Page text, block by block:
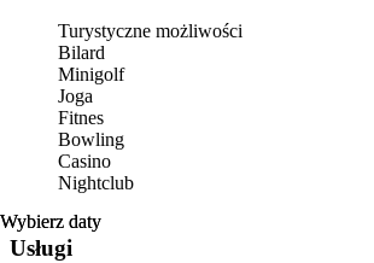
Wybierz daty
Wybierz daty
Turystyczne możliwości
Bilard
Minigolf
Joga
Fitnes
Bowling
Casino
Nightclub
Usługi